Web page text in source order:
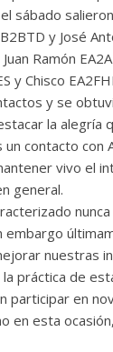
sábado
y José
Ramón
y Chisco
y se
la alegría
contacto con
vivo el
general.
embargo
nuestras
práctica de
participar en
en esta